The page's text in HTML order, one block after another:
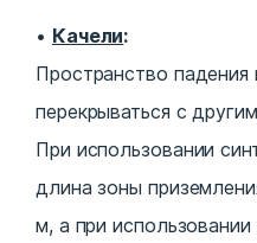
Качели:
Пространство
перекрываться с
При использовании
длина зоны
м, а при